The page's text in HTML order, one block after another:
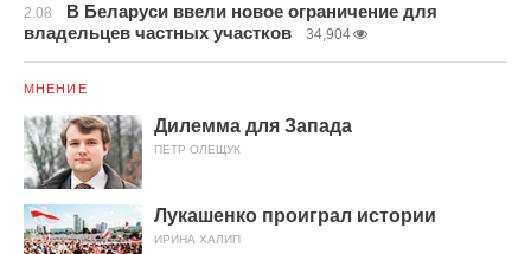
2.08
В Беларуси ввели новое ограничение для
владельцев частных участков
34,904
МНЕНИЕ
Дилемма для Запада
ПЕТР ОЛЕЩУК
Лукашенко проиграл истории
ИРИНА ХАЛИП